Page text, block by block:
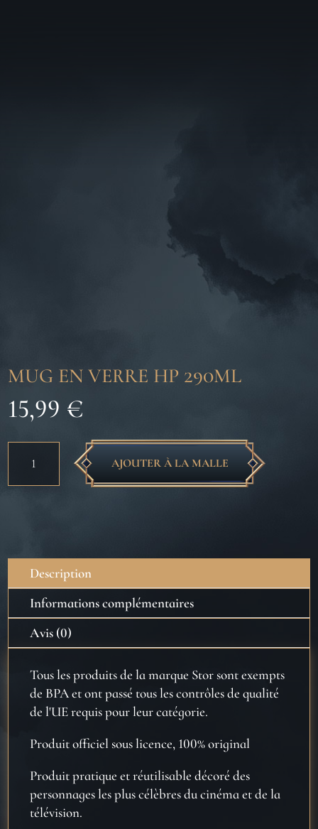
MUG EN VERRE HP 290ML
15,99 €
MUG
290ML
AJOUTER À LA MALLE
Description
Informations complémentaires
Avis (0)
Tous les produits de la marque Stor sont exempts
de BPA et ont passé tous les contrôles de qualité
de l'UE requis pour leur catégorie.
Produit officiel sous licence, 100% original
Produit pratique et réutilisable décoré des
personnages les plus célèbres du cinéma et de la
télévision.